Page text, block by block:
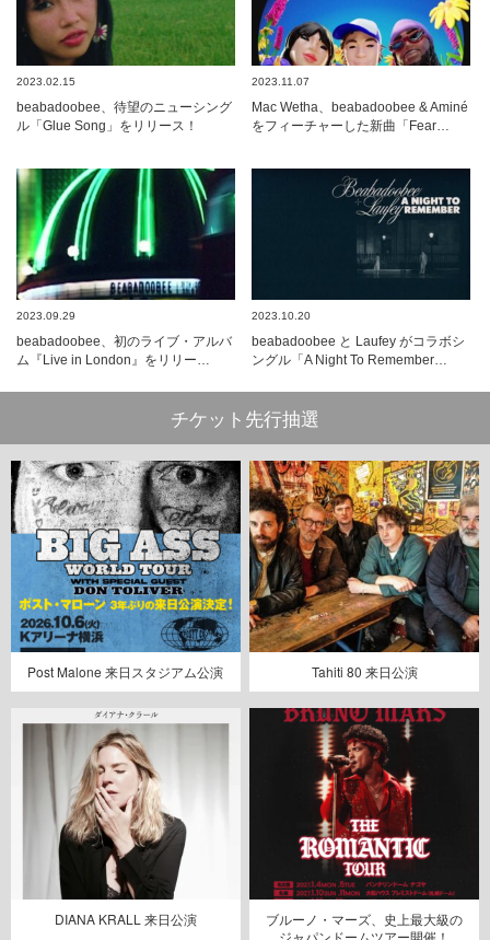
2023.02.15
beabadoobee、待望のニューシング
ル「Glue Song」をリリース！
2023.11.07
Mac Wetha、beabadoobee & Aminé
をフィーチャーした新曲「Fear…
2023.09.29
beabadoobee、初のライブ・アルバ
ム『Live in London』をリリー…
2023.10.20
beabadoobee と Laufey がコラボシ
ングル「A Night To Remember…
チケット先行抽選
Post Malone 来日スタジアム公演 Tahiti 80 来日公演
DIANA KRALL 来日公演
ブルーノ・マーズ、史上最大級の
ジャパンドームツアー開催！